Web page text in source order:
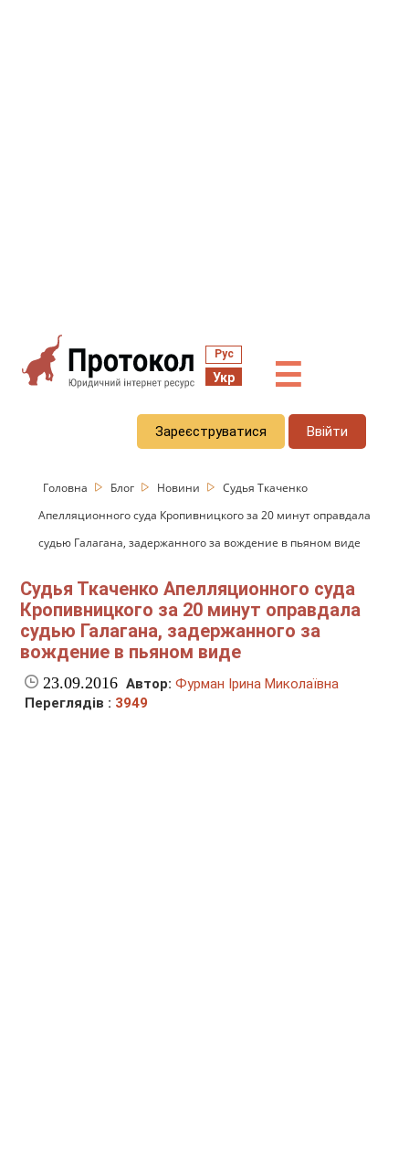
Рус
Укр ☰
Зареєструватися Ввійти
Головна Блог Новини
Судья Ткаченко
Апелляционного суда Кропивницкого за 20 минут оправдала
судью Галагана, задержанного за вождение в пьяном виде
Судья Ткаченко Апелляционного суда
Кропивницкого за 20 минут оправдала
судью Галагана, задержанного за
вождение в пьяном виде
23.09.2016 Автор: Фурман Ірина Миколаївна
Переглядів : 3949